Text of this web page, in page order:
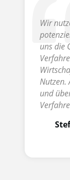
Wir
uns die
Nutzen.
und